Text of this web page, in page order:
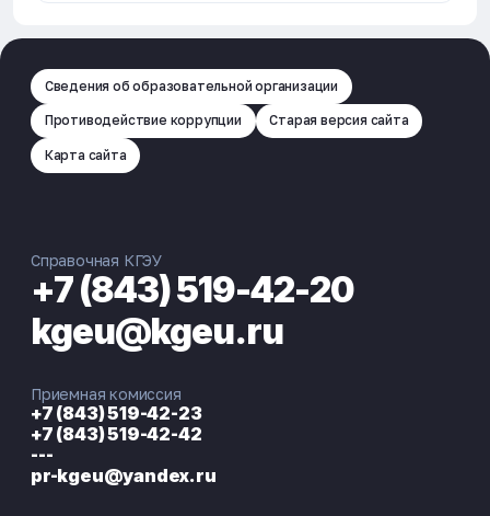
Сведения об образовательной организации
Противодействие коррупции Старая версия сайта
Карта сайта
Справочная КГЭУ
+7 (843) 519-42-20
kgeu@kgeu.ru
Приемная комиссия
+7 (843) 519-42-23
+7 (843) 519-42-42
---
pr-kgeu@yandex.ru